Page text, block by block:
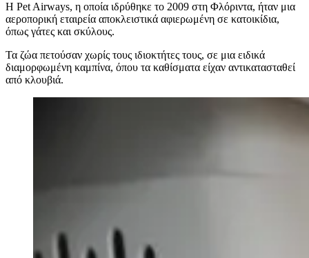
Η Pet Airways, η οποία ιδρύθηκε το 2009 στη Φλόριντα, ήταν μια
αεροπορική εταιρεία αποκλειστικά αφιερωμένη σε κατοικίδια,
όπως γάτες και σκύλους.
Τα ζώα πετούσαν χωρίς τους ιδιοκτήτες τους, σε μια ειδικά
διαμορφωμένη καμπίνα, όπου τα καθίσματα είχαν αντικατασταθεί
από κλουβιά.